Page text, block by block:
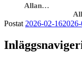
Allan…
Postat 2026-02-16